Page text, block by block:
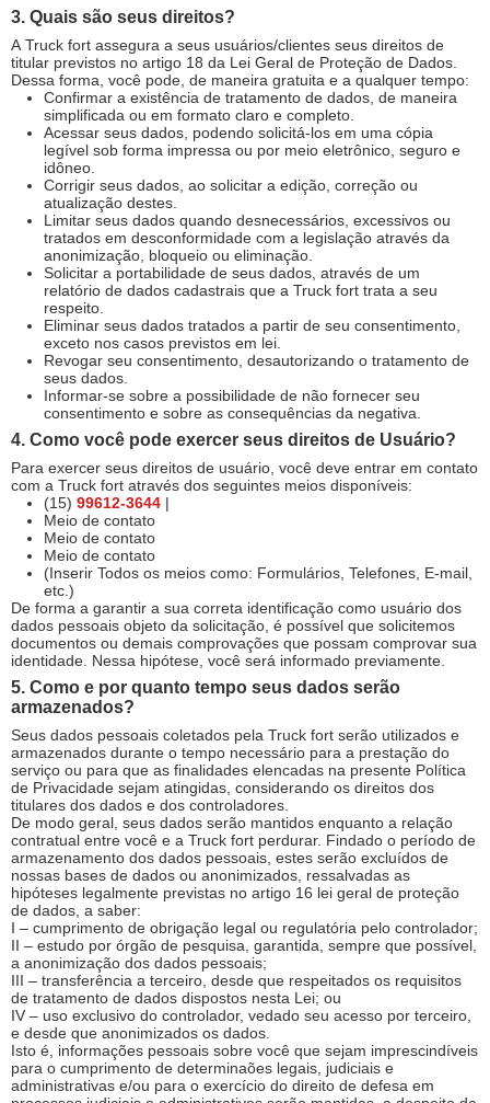
3. Quais são seus direitos?
A Truck fort assegura a seus usuários/clientes seus direitos de
titular previstos no artigo 18 da Lei Geral de Proteção de Dados.
Dessa forma, você pode, de maneira gratuita e a qualquer tempo:
Confirmar a existência de tratamento de dados, de maneira
simplificada ou em formato claro e completo.
Acessar seus dados, podendo solicitá-los em uma cópia
legível sob forma impressa ou por meio eletrônico, seguro e
idôneo.
Corrigir seus dados, ao solicitar a edição, correção ou
atualização destes.
Limitar seus dados quando desnecessários, excessivos ou
tratados em desconformidade com a legislação através da
anonimização, bloqueio ou eliminação.
Solicitar a portabilidade de seus dados, através de um
relatório de dados cadastrais que a Truck fort trata a seu
respeito.
Eliminar seus dados tratados a partir de seu consentimento,
exceto nos casos previstos em lei.
Revogar seu consentimento, desautorizando o tratamento de
seus dados.
Informar-se sobre a possibilidade de não fornecer seu
consentimento e sobre as consequências da negativa.
4. Como você pode exercer seus direitos de Usuário?
Para exercer seus direitos de usuário, você deve entrar em contato
com a Truck fort através dos seguintes meios disponíveis:
(15) 99612-3644 |
Meio de contato
Meio de contato
Meio de contato
(Inserir Todos os meios como: Formulários, Telefones, E-mail,
etc.)
De forma a garantir a sua correta identificação como usuário dos
dados pessoais objeto da solicitação, é possível que solicitemos
documentos ou demais comprovações que possam comprovar sua
identidade. Nessa hipótese, você será informado previamente.
5. Como e por quanto tempo seus dados serão
armazenados?
Seus dados pessoais coletados pela Truck fort serão utilizados e
armazenados durante o tempo necessário para a prestação do
serviço ou para que as finalidades elencadas na presente Política
de Privacidade sejam atingidas, considerando os direitos dos
titulares dos dados e dos controladores.
De modo geral, seus dados serão mantidos enquanto a relação
contratual entre você e a Truck fort perdurar. Findado o período de
armazenamento dos dados pessoais, estes serão excluídos de
nossas bases de dados ou anonimizados, ressalvadas as
hipóteses legalmente previstas no artigo 16 lei geral de proteção
de dados, a saber:
I – cumprimento de obrigação legal ou regulatória pelo controlador;
II – estudo por órgão de pesquisa, garantida, sempre que possível,
a anonimização dos dados pessoais;
III – transferência a terceiro, desde que respeitados os requisitos
de tratamento de dados dispostos nesta Lei; ou
IV – uso exclusivo do controlador, vedado seu acesso por terceiro,
e desde que anonimizados os dados.
Isto é, informações pessoais sobre você que sejam imprescindíveis
para o cumprimento de determinaões legais, judiciais e
administrativas e/ou para o exercício do direito de defesa em